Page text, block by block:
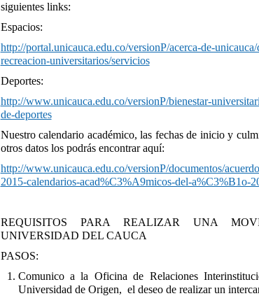
siguientes links:
Espacios:
http://portal.unicauca.edu.co/versionP/acerca-de-
recreacion-universitarios/servicios
Deportes:
http://www.unicauca.edu.co/versionP/bienestar-
de-deportes
Nuestro calendario académico, las fechas de inicio y
otros datos los podrás encontrar aquí:
http://www.unicauca.edu.co/versionP/documentos/
2015-calendarios-acad%C3%A9micos-del-a%C3%B1o-
REQUISITOS PARA REALIZAR UNA
UNIVERSIDAD DEL CAUCA
PASOS:
Comunico a la Oficina de Relaciones
Universidad de Origen, el deseo de realizar un